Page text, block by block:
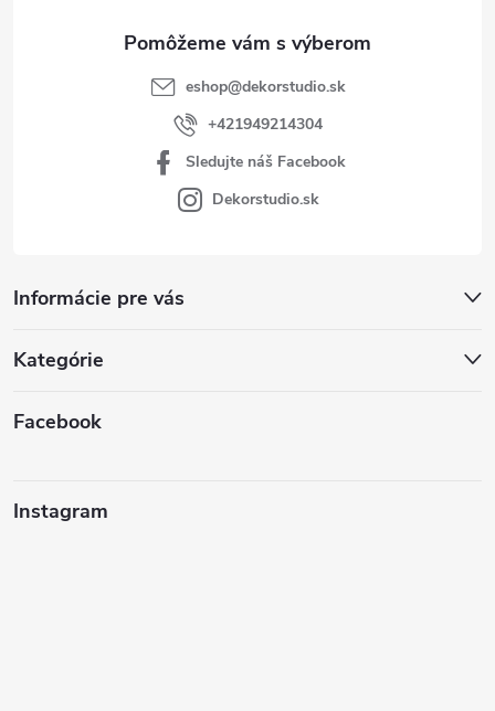
Informácie pre vás
Kategórie
Facebook
Instagram
eshop@dekorstudio.sk
+421949214304
Sledujte náš Facebook
Dekorstudio.sk